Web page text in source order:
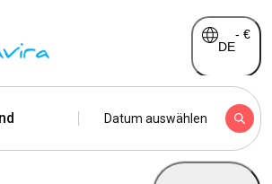
DE
- €
Datum auswählen